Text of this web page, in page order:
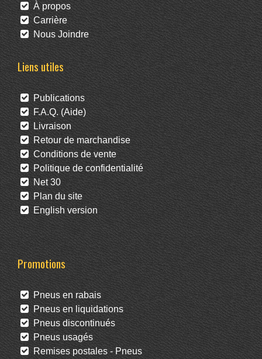
À propos
Carrière
Nous Joindre
Liens utiles
Publications
F.A.Q. (Aide)
Livraison
Retour de marchandise
Conditions de vente
Politique de confidentialité
Net 30
Plan du site
English version
Promotions
Pneus en rabais
Pneus en liquidations
Pneus discontinués
Pneus usagés
Remises postales - Pneus